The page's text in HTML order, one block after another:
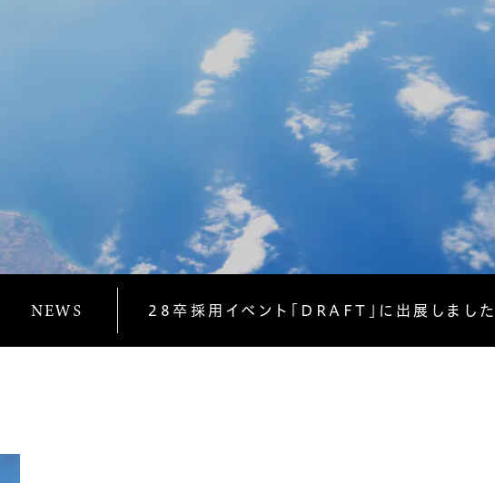
NEWS 28卒採用イベント「DRAFT」に出展しました